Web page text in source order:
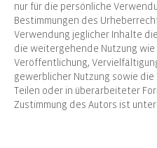
nur für die persönliche
Bestimmungen des
Verwendung jeglicher Inhalte
die weitergehende Nutzung
Veröffentlichung,
gewerblicher Nutzung sowie
Teilen oder in überarbeiteter
Zustimmung des Autors ist